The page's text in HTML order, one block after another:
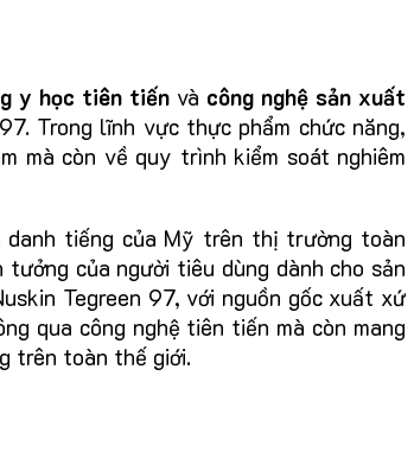
y học tiên tiếnvà công nghệ sản xuất
Trong lĩnh vực thực phẩm chức năng,
mà còn về quy trình kiểm soát nghiêm
tiếng của Mỹ trên thị trường toàn
của người tiêu dùng dành cho sản
Tegreen 97, với nguồn gốc xuất xứ
qua công nghệ tiên tiến mà còn mang
trên toàn thế giới.